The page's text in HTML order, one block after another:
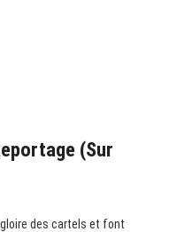
(sur
des cartels et font